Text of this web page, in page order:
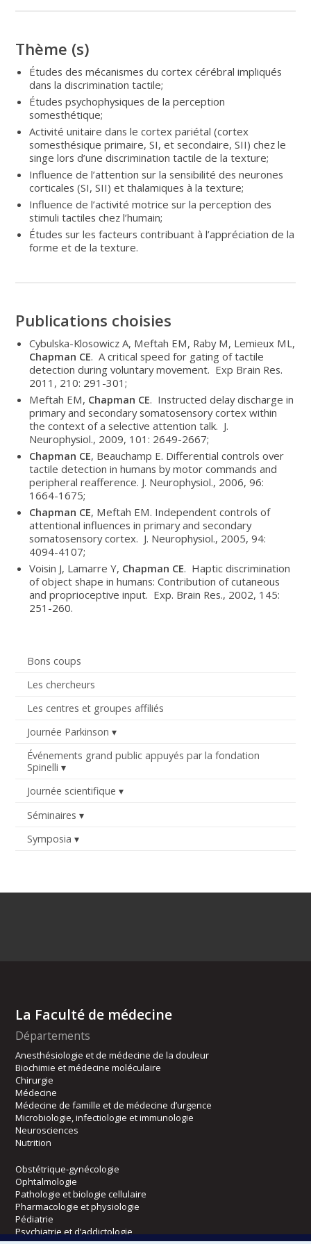
Bons coups
Les chercheurs
Les centres et groupes affiliés
Journée Parkinson
Événements grand public appuyés par la fondation
Spinelli
Journée scientifique
Séminaires
Symposia
Thème (s)
Études des mécanismes du cortex cérébral impliqués
dans la discrimination tactile;
Études psychophysiques de la perception
somesthétique;
Activité unitaire dans le cortex pariétal (cortex
somesthésique primaire, SI, et secondaire, SII) chez le
singe lors d’une discrimination tactile de la texture;
Influence de l’attention sur la sensibilité des neurones
corticales (SI, SII) et thalamiques à la texture;
Influence de l’activité motrice sur la perception des
stimuli tactiles chez l’humain;
Études sur les facteurs contribuant à l’appréciation de la
forme et de la texture.
Publications choisies
Cybulska-Klosowicz A, Meftah EM, Raby M, Lemieux ML,
Chapman CE. A critical speed for gating of tactile
detection during voluntary movement. Exp Brain Res.
2011, 210: 291-301;
Meftah EM, Chapman CE. Instructed delay discharge in
primary and secondary somatosensory cortex within
the context of a selective attention talk. J.
Neurophysiol., 2009, 101: 2649-2667;
Chapman CE, Beauchamp E. Differential controls over
tactile detection in humans by motor commands and
peripheral reafference. J. Neurophysiol., 2006, 96:
1664-1675;
Chapman CE, Meftah EM. Independent controls of
attentional influences in primary and secondary
somatosensory cortex. J. Neurophysiol., 2005, 94:
4094-4107;
Voisin J, Lamarre Y, Chapman CE. Haptic discrimination
of object shape in humans: Contribution of cutaneous
and proprioceptive input. Exp. Brain Res., 2002, 145:
251-260.
La Faculté de médecine
Départements
Anesthésiologie et de médecine de la douleur
Biochimie et médecine moléculaire
Chirurgie
Médecine
Médecine de famille et de médecine d’urgence
Microbiologie, infectiologie et immunologie
Neurosciences
Nutrition
Obstétrique-gynécologie
Ophtalmologie
Pathologie et biologie cellulaire
Pharmacologie et physiologie
Pédiatrie
Psychiatrie et d’addictologie